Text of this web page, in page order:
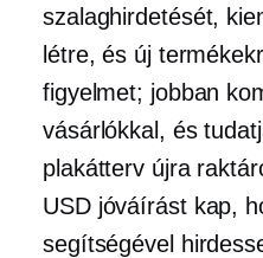
szalaghirdetését,
létre, és új
figyelmet; jobban
vásárlókkal, és
plakátterv újra
USD jóváírást kap,
segítségével